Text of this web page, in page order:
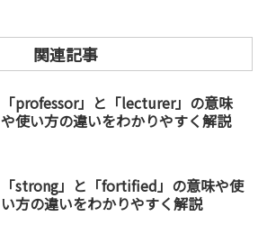
関連記事
「professor」と「lecturer」の意味
や使い方の違いをわかりやすく解説
「strong」と「fortified」の意味や使
い方の違いをわかりやすく解説